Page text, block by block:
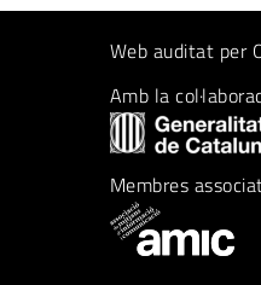
Web auditat per
Amb la
Membres